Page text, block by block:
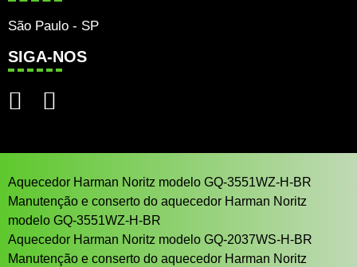
São Paulo - SP
SIGA-NOS
Aquecedor Harman Noritz modelo GQ-3551WZ-H-BR
Manutenção e conserto do aquecedor Harman Noritz
modelo GQ-3551WZ-H-BR
Aquecedor Harman Noritz modelo GQ-2037WS-H-BR
Manutenção e conserto do aquecedor Harman Noritz